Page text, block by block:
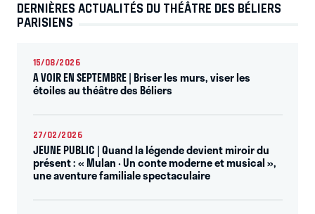
DERNIÈRES ACTUALITÉS DU THÉÂTRE DES BÉLIERS
PARISIENS
15/08/2026
A VOIR EN SEPTEMBRE | Briser les murs, viser les
étoiles au théâtre des Béliers
27/02/2026
JEUNE PUBLIC | Quand la légende devient miroir du
présent : « Mulan · Un conte moderne et musical »,
une aventure familiale spectaculaire